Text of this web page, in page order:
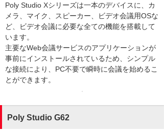
Poly Studio Xシリーズは一本のデバイスに、カ
メラ、マイク、スピーカー、ビデオ会議用OSな
ど、ビデオ会議に必要な全ての機能を搭載して
います。
主要なWeb会議サービスのアプリケーションが
事前にインストールされているため、シンプル
な接続により、PC不要で瞬時に会議を始めるこ
とができます。
Poly Studio G62